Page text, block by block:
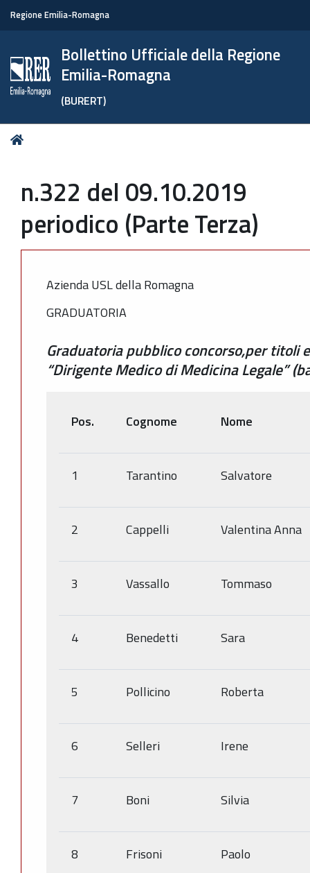
Regione Emilia-Romagna
Bollettino Ufficiale della Regione
Emilia-Romagna
(BURERT)
Tu
n.322 del 09.10.2019
periodico (Parte Terza)
Azienda USL della Romagna
GRADUATORIA
Graduatoria pubblico concorso,per titoli
“Dirigente Medico di Medicina Legale”
Pos. Cognome Nome
1 Tarantino Salvatore
2 Cappelli Valentina Anna
3 Vassallo Tommaso
4 Benedetti Sara
5 Pollicino Roberta
6 Selleri Irene
7 Boni Silvia
8 Frisoni Paolo